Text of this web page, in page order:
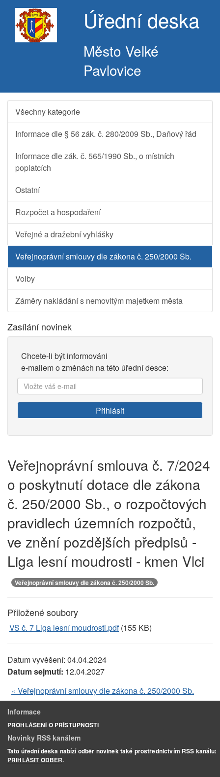
Úřední deska
Město Velké
Pavlovice
Všechny kategorie
Informace dle § 56 zák. č. 280/2009 Sb., Daňový řád
Informace dle zák. č. 565/1990 Sb., o místních
poplatcích
Ostatní
Rozpočet a hospodaření
Veřejné a dražební vyhlášky
Veřejnoprávní smlouvy dle zákona č. 250/2000 Sb.
Volby
Záměry nakládání s nemovitým majetkem města
Zasílání novinek
Chcete-li být informováni
e-mailem o změnách na této úřední desce:
Vložte
váš
e-
mail:
Přihlásit
Veřejnoprávní smlouva č. 7/2024
o poskytnutí dotace dle zákona
č. 250/2000 Sb., o rozpočtových
pravidlech územních rozpočtů,
ve znění pozdějších předpisů -
Liga lesní moudrosti - kmen Vlci
Veřejnoprávní smlouvy dle zákona č. 250/2000 Sb.
Přiložené soubory
VS č. 7 Liga lesní moudrosti.pdf(155 KB)
Datum vyvěšení: 04.04.2024
Datum sejmutí: 12.04.2027
« Veřejnoprávní smlouvy dle zákona č. 250/2000 Sb.
Informace
PROHLÁŠENÍ O PŘÍSTUPNOSTI
Novinky RSS kanálem
Tato úřední deska nabízí odběr novinek také prostřednictvím RSS kanálu:
PŘIHLÁSIT ODBĚR.